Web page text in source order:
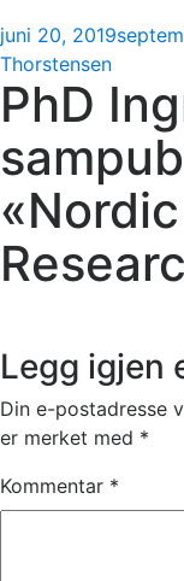
Publisert
juni 20, 2019
Thorstensen
PhD
Legg igjen
Din e-postadresse
er merket med *
Kommentar *